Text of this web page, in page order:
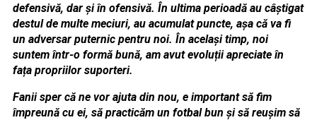
defensivă, dar și în ofensivă. În ultima perioadă au câștigat
destul de multe meciuri, au acumulat puncte, așa că va fi
un adversar puternic pentru noi. În același timp, noi
suntem într-o formă bună, am avut evoluții apreciate în
fața propriilor suporteri.
Fanii sper că ne vor ajuta din nou, e important să fim
împreună cu ei, să practicăm un fotbal bun și să reușim să